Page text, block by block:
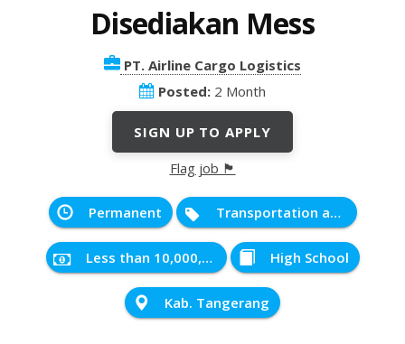
Disediakan Mess
PT. Airline Cargo Logistics
Posted: 2 Month
SIGN UP TO APPLY
Flag job 🏴
Permanent Transportation and Distribution
Less than 10,000,000 IDR High School
Kab. Tangerang